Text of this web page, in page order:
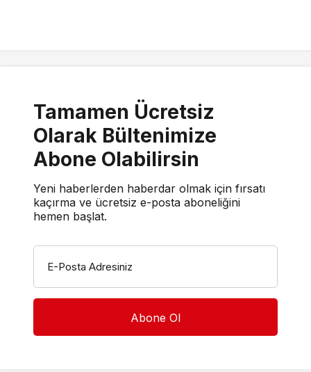
Tamamen Ücretsiz
Olarak Bültenimize
Abone Olabilirsin
Yeni haberlerden haberdar olmak için fırsatı
kaçırma ve ücretsiz e-posta aboneliğini
hemen başlat.
E-Posta Adresiniz